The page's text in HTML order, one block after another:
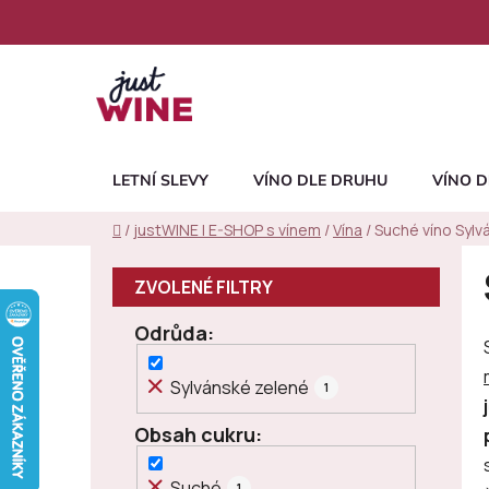
LETNÍ SLEVY VÍNO DLE DRUHU VÍNO
Domů
/ justWINE | E-SHOP s vínem /Vína /Suché víno
Odrůda
Sylvánské zelené 1
Obsah cukru